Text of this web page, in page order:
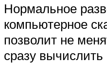
Нормальное
компьютерное
позволит не
сразу